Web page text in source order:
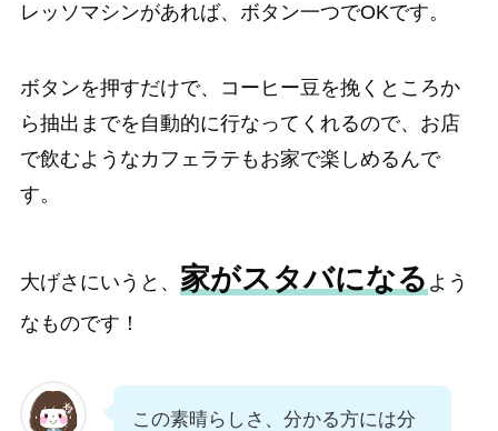
レッソマシンがあれば、ボタン一つでOKです。
ボタンを押すだけで、コーヒー豆を挽くところか
ら抽出までを自動的に行なってくれるので、お店
で飲むようなカフェラテもお家で楽しめるんで
す。
大げさにいうと、 家がスタバになる よう
なものです！
この素晴らしさ、分かる方には分